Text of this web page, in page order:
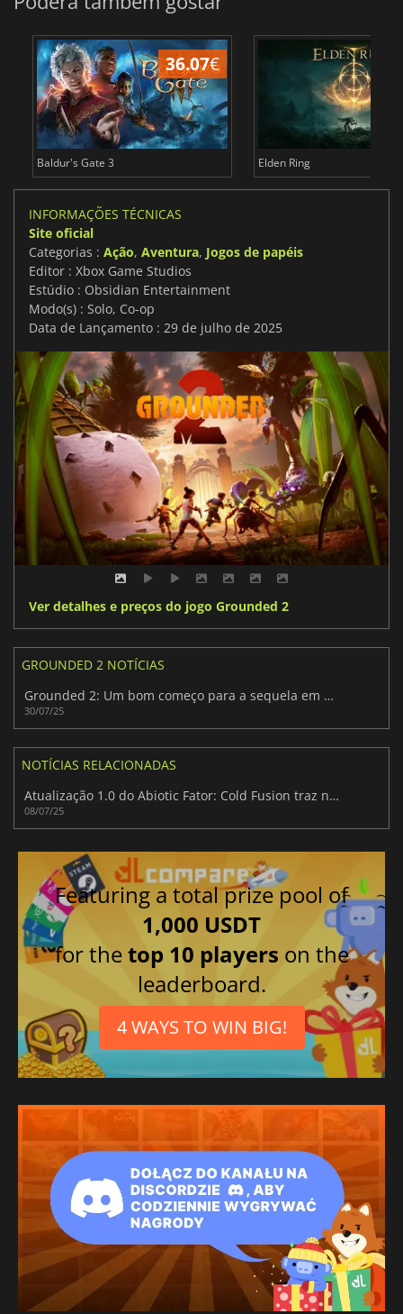
36.07€
Baldur's Gate 3 Elden Ring
INFORMAÇÕES TÉCNICAS
Site oficial
Categorias : Ação, Aventura, Jogos de papéis
Editor : Xbox Game Studios
Estúdio : Obsidian Entertainment
Modo(s) : Solo, Co-op
Data de Lançamento : 29 de julho de 2025
Ver detalhes e preços do jogo Grounded 2
GROUNDED 2 NOTÍCIAS
Grounded 2: Um bom começo para a sequela em acesso antecipado
30/07/25
NOTÍCIAS RELACIONADAS
Atualização 1.0 do Abiotic Fator: Cold Fusion traz novas funcionalidades emocionantes
08/07/25
Featuring a total prize pool of
1,000 USDT
for thetop 10 players on the
leaderboard.
4 WAYS TO WIN BIG!